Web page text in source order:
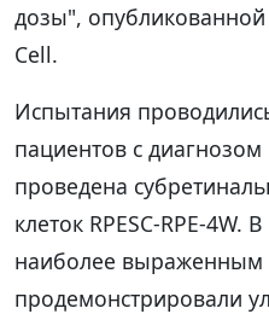
дозы",
Cell.
Испытания
пациентов с
проведена
клеток RPESC-RPE-4W.
наиболее выраженным
продемонстрировали